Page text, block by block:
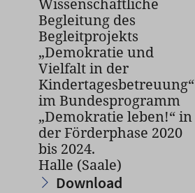
Wissenschaftliche
Begleitung des
Begleitprojekts
„Demokratie und
Vielfalt in der
Kindertagesbetreuung“
im Bundesprogramm
„Demokratie leben!“ in
der Förderphase 2020
bis 2024.
Halle (Saale)
Download